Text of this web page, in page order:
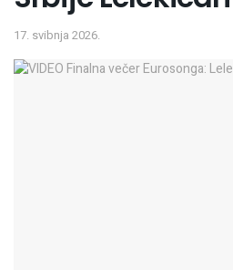
17. svibnja 2026.